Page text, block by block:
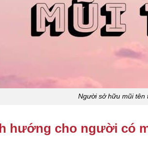
Người sở hữu mũi
hướng cho người có